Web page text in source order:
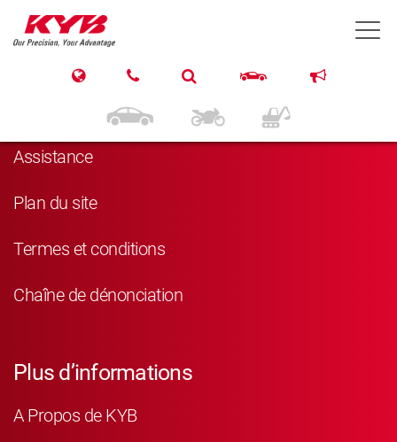
Navigation
Assistance
Plan du site
Termes et conditions
Chaîne de dénonciation
Plus d’informations
A Propos de KYB